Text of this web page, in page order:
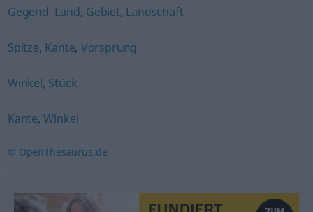
Gegend, Land, Gebiet, Landschaft
Spitze, Kante, Vorsprung
Winkel, Stück
Kante,Winkel
© OpenThesaurus.de